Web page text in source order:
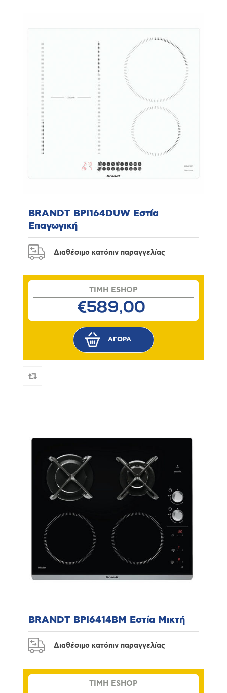
BRANDT BPI164DUW Εστία
Επαγωγική
Διαθέσιμο κατόπιν παραγγελίας
TIMH ESHOP
€589,00
BRANDT BPI6414BM Εστία Μικτή
Διαθέσιμο κατόπιν παραγγελίας
TIMH ESHOP